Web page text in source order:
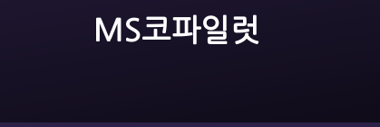
MS코파일럿